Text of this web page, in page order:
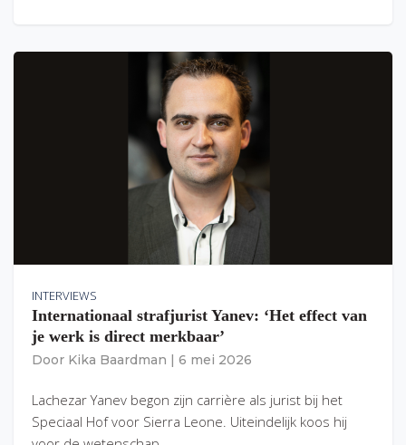
INTERVIEWS
Internationaal strafjurist Yanev: ‘Het effect van
je werk is direct merkbaar’
Door Kika Baardman 6 mei 2026
Lachezar Yanev begon zijn carrière als jurist bij het
Speciaal Hof voor Sierra Leone. Uiteindelijk koos hij